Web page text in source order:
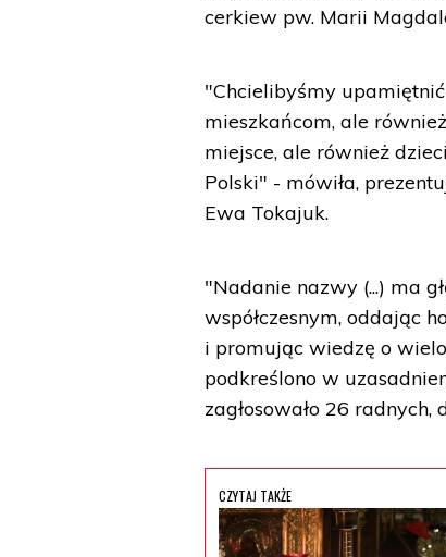
cerkiew pw. Marii
"Chcielibyśmy
mieszkańcom, ale
miejsce, ale również
Polski" - mówiła,
Ewa Tokajuk.
"Nadanie nazwy (...) ma
współczesnym, oddając
i promując wiedzę o
podkreślono w
zagłosowało 26
CZYTAJ TAKŻE